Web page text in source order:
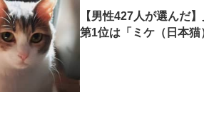
【男性427人が選んだ
第1位は「ミケ（日本猫